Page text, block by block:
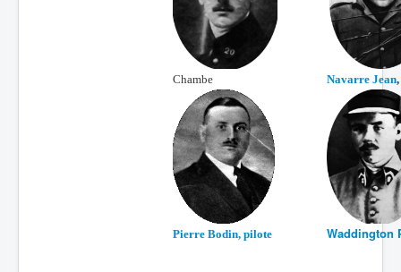
Chambe Navarre Jean
Pierre Bodin, pilote Waddington